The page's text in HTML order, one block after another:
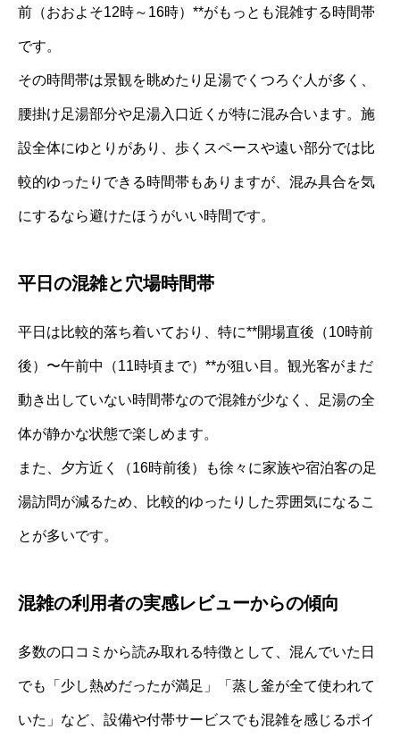
前（おおよそ12時～16時）**がもっとも混雑する時間帯
です。
その時間帯は景観を眺めたり足湯でくつろぐ人が多く、
腰掛け足湯部分や足湯入口近くが特に混み合います。施
設全体にゆとりがあり、歩くスペースや遠い部分では比
較的ゆったりできる時間帯もありますが、混み具合を気
にするなら避けたほうがいい時間です。
平日の混雑と穴場時間帯
平日は比較的落ち着いており、特に**開場直後（10時前
後）〜午前中（11時頃まで）**が狙い目。観光客がまだ
動き出していない時間帯なので混雑が少なく、足湯の全
体が静かな状態で楽しめます。
また、夕方近く（16時前後）も徐々に家族や宿泊客の足
湯訪問が減るため、比較的ゆったりした雰囲気になるこ
とが多いです。
混雑の利用者の実感レビューからの傾向
多数の口コミから読み取れる特徴として、混んでいた日
でも「少し熱めだったが満足」「蒸し釜が全て使われて
いた」など、設備や付帯サービスでも混雑を感じるポイ